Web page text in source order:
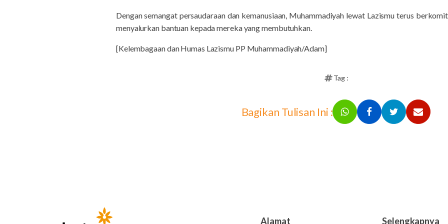
Dengan semangat persaudaraan dan kemanusiaan, Muhammadiyah lewat Lazismu terus
menyalurkan bantuan kepada mereka yang membutuhkan.
[Kelembagaan dan Humas Lazismu PP Muhammadiyah/Adam]
Tag :
Bagikan Tulisan Ini :
Alamat Selengkapnya